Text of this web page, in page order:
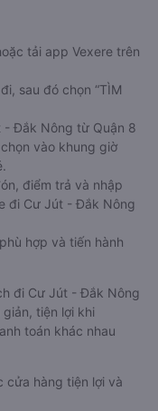
tải app Vexere trên
sau đó chọn “TÌM
- Đắk Nông từ Quận 8
vào khung giờ
điểm trả và nhập
đi Cư Jút - Đắk Nông
hợp và tiến hành
đi Cư Jút - Đắk Nông
tiện lợi khi
toán khác nhau
cửa hàng tiện lợi và